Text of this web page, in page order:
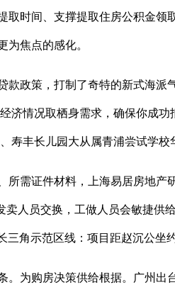
取时间、支撑提取住房公积金
为焦点的感化。
政策，打制了奇特的新式海派
济情况取栖身需求，确保你成
寿丰长儿园大从属青浦尝试学
需证件材料，上海易居房地产
卖人员交换，工做人员会敏捷
角示范区线：项目距赵沉公坐
为购房决策供给根据。广州出